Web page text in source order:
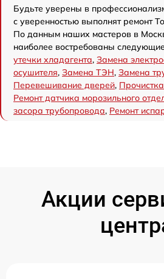
Будьте уверены в
с уверенностью выполнят ремонт
По данным наших мастеров в
наиболее востребованы
утечки хладагента, Замена
осушителя, Замена ТЭН, Замена
Перевешивание дверей,
Ремонт датчика морозильного
засора трубопровода, Ремонт
Акции